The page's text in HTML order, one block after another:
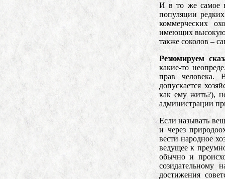
И в то же самое
популяции
коммерческих
имеющих высокую
также соколов –
Резюмируем
какие-то
прав
допускается
как ему жить?),
администрации
Если называть
и через
вести народное
ведущее к
обычно и
созидательному
достижения